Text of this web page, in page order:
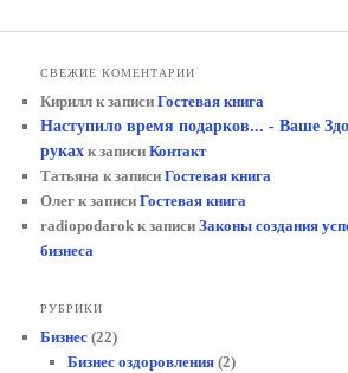
СВЕЖИЕ КОМЕНТАРИИ
Кирилл к записиГостевая книга
Наступило время подарков... - Ваше
руках к записиКонтакт
Татьяна к записиГостевая книга
Олег к записиГостевая книга
radiopodarok к записиЗаконы создания
бизнеса
РУБРИКИ
Бизнес (22)
Бизнес оздоровления(2)